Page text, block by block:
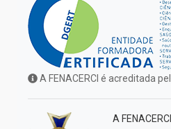
A FENACERCI é acreditada
A